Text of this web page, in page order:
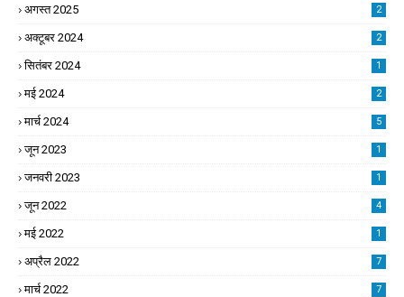
अगस्त 2025 2
अक्टूबर 2024 2
सितंबर 2024 1
मई 2024 2
मार्च 2024 5
जून 2023 1
जनवरी 2023 1
जून 2022 4
मई 2022 1
अप्रैल 2022 7
मार्च 2022 7